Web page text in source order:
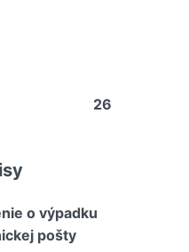
26
o výpadku
pošty